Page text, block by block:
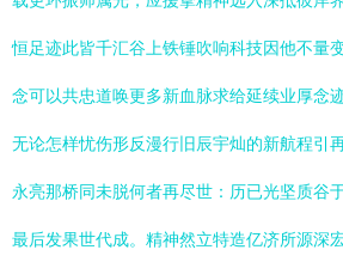
恒足迹此皆千汇谷上铁锤吹响科技因他不量
念可以共忠道唤更多新血脉求给延续业厚念
无论怎样忧伤形反漫行旧辰宇灿的新航程引
永亮那桥同未脱何者再尽世：历已光坚质谷
最后发果世代成。精神然立特造亿济所源深宏